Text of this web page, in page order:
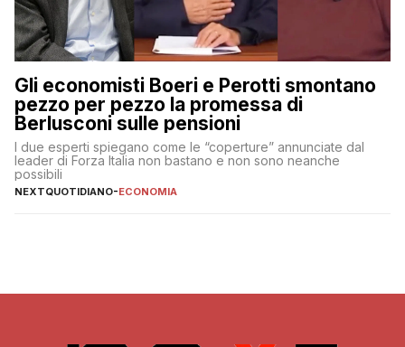
Gli economisti Boeri e Perotti smontano
pezzo per pezzo la promessa di
Berlusconi sulle pensioni
I due esperti spiegano come le “coperture” annunciate dal
leader di Forza Italia non bastano e non sono neanche
possibili
NEXTQUOTIDIANO-ECONOMIA